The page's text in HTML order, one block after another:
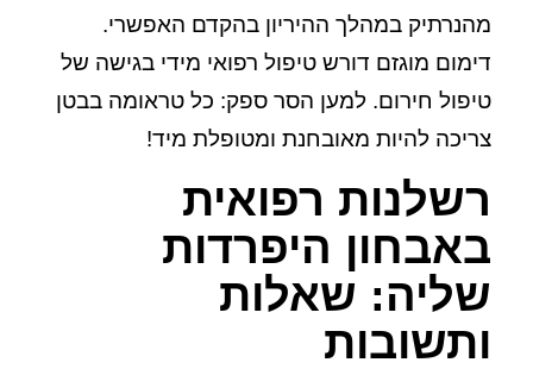
מהנרתיק במהלך ההיריון בהקדם האפשרי.
דימום מוגזם דורש טיפול רפואי מידי בגישה של
טיפול חירום. למען הסר ספק: כל טראומה בבטן
צריכה להיות מאובחנת ומטופלת מיד!
רשלנות רפואית
באבחון היפרדות
שליה: שאלות
ותשובות